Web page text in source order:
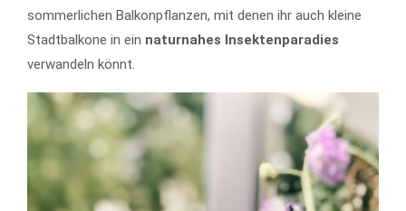
sommerlichen Balkonpflanzen, mit denen ihr auch kleine
Stadtbalkone in ein naturnahes Insektenparadies
verwandeln könnt.